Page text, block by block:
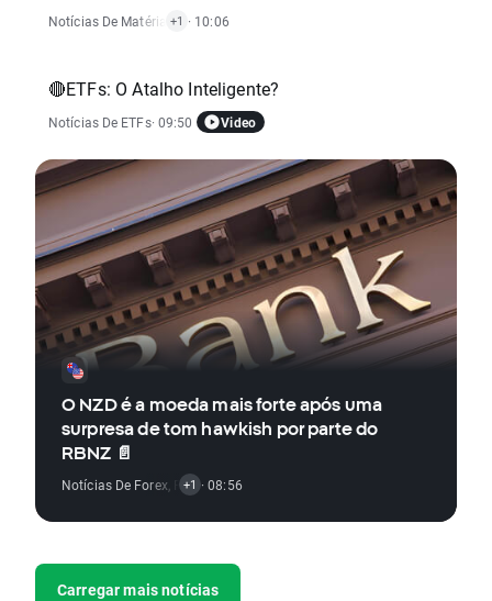
Notícias De Matérias-Primas
+1 · 10:06
🔴ETFs: O Atalho Inteligente?
Notícias De ETFs· 09:50 Video
O NZD é a moeda mais forte após uma
surpresa de tom hawkish por parte do
RBNZ 📄
Notícias De Forex Relatórios Económicos
+1 · 08:56
Carregar mais notícias